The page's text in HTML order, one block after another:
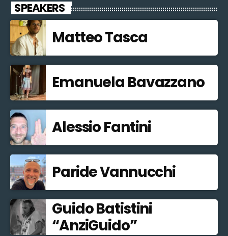
SPEAKERS
Matteo Tasca
Emanuela Bavazzano
Alessio Fantini
Paride Vannucchi
Guido Batistini
“AnziGuido”